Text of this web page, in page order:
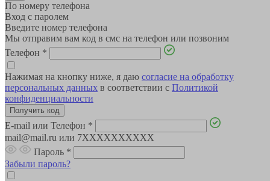
По номеру телефона
Вход с паролем
Введите номер телефона
Мы отправим вам код в смс на телефон или позвоним
Телефон *
Нажимая на кнопку ниже, я даю согласие на обработку
персональных данных в соответствии с Политикой
конфиденциальности
E-mail или Телефон *
mail@mail.ru или 7XXXXXXXXXX
Пароль *
Забыли пароль?